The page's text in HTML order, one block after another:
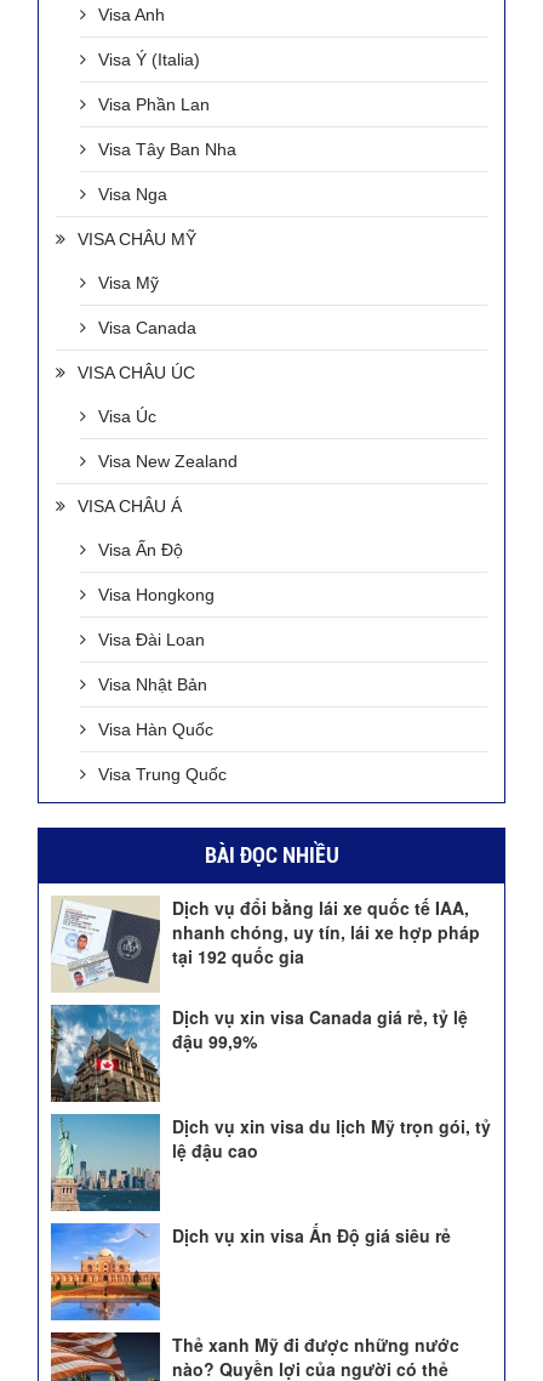
Visa Anh
Visa Ý (Italia)
Visa Phần Lan
Visa Tây Ban Nha
Visa Nga
VISA CHÂU MỸ
Visa Mỹ
Visa Canada
VISA CHÂU ÚC
Visa Úc
Visa New Zealand
VISA CHÂU Á
Visa Ấn Độ
Visa Hongkong
Visa Đài Loan
Visa Nhật Bản
Visa Hàn Quốc
Visa Trung Quốc
BÀI ĐỌC NHIỀU
Dịch vụ đổi bằng lái xe quốc tế IAA,
nhanh chóng, uy tín, lái xe hợp pháp
tại 192 quốc gia
Dịch vụ xin visa Canada giá rẻ, tỷ lệ
đậu 99,9%
Dịch vụ xin visa du lịch Mỹ trọn gói, tỷ
lệ đậu cao
Dịch vụ xin visa Ấn Độ giá siêu rẻ
Thẻ xanh Mỹ đi được những nước
nào? Quyền lợi của người có thẻ